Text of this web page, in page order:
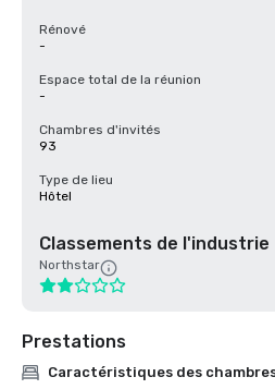
Rénové
-
Espace total de la réunion
-
Chambres d'invités
93
Type de lieu
Hôtel
Classements de l'industrie
Northstar
Prestations
Caractéristiques des